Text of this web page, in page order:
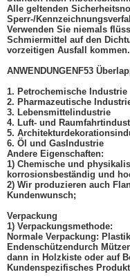
Alle geltenden
Sperr-/
Verwenden Sie niemals
Schmiermittel auf den
vorzeitigen Ausfall kommen.
ANWENDUNGEN F53
1. Petrochemische Industrie
2. Pharmazeutische
3. Lebensmittelindustrie
4. Luft- und
5.
6. Öl und Gas Industrie
Andere Eigenschaften:
1) Chemische und
korrosionsbeständig und
2) Wir produzieren auch
Kundenwunsch;
Verpackung
1) Verpackungsmethode:
Normale Verpackung:
Endenschützendurch
dann in Holzkiste oder auf
Kundenspezifisches